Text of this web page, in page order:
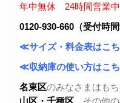
年中無休 24時間営業中
0120-930-660（受付時間
≪サイズ・料金表はこ
≪収納庫の使い方はこ
名東区のみなさまはもち
山区・千種区 、その他の